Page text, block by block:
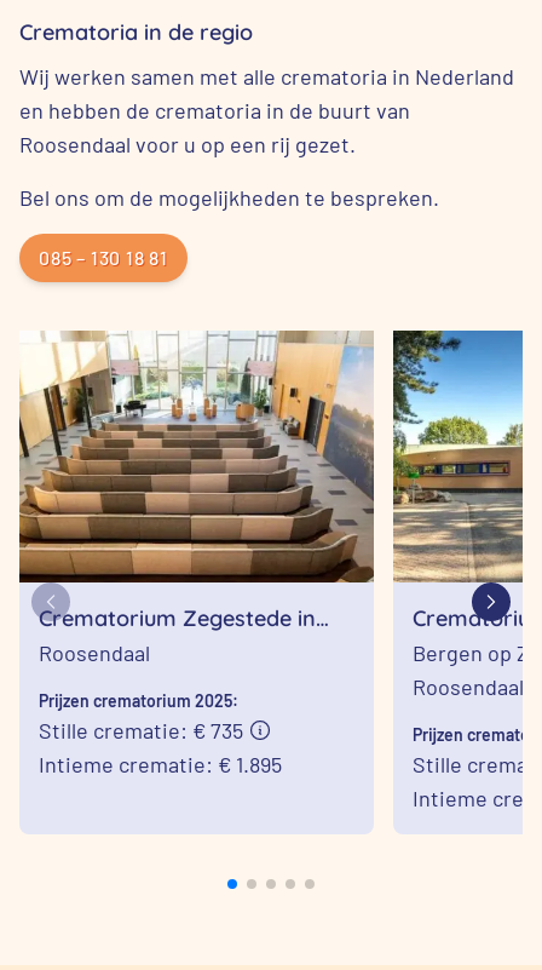
Crematoria in de regio
Wij werken samen met alle crematoria in Nederland
en hebben de crematoria in de buurt van
Roosendaal voor u op een rij gezet.
Bel ons om de mogelijkheden te bespreken.
085 – 130 18 81
Crematorium Zegestede in
Roosendaal
Roosendaal
Prijzen crematorium 2025:
Stille crematie: € 735
Intieme crematie: € 1.895
Bergen op
Bergen op
Roosendaal
Prijzen
Stille
Intieme